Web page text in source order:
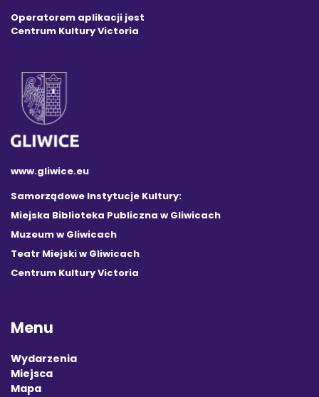
Operatorem aplikacji jest
Centrum Kultury Victoria
www.gliwice.eu
Samorządowe Instytucje Kultury:
Miejska Biblioteka Publiczna w Gliwicach
Muzeum w Gliwicach
Teatr Miejski w Gliwicach
Centrum Kultury Victoria
Menu
Wydarzenia
Miejsca
Mapa